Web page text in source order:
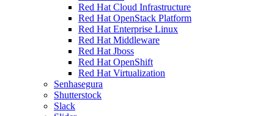
Red Hat Cloud Infrastructure
Red Hat OpenStack Platform
Red Hat Enterprise Linux
Red Hat Middleware
Red Hat Jboss
Red Hat OpenShift
Red Hat Virtualization
Senhasegura
Shutterstock
Slack